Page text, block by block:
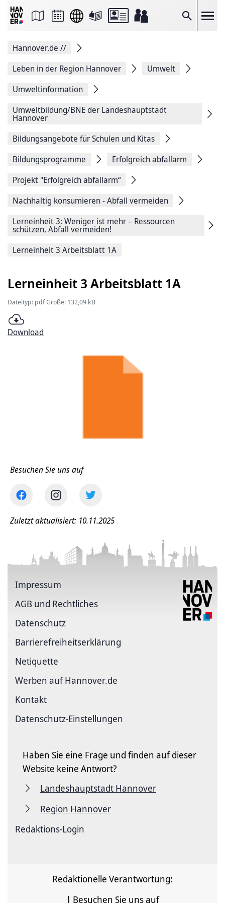
Suche
Seite
Facebook
teilen
Seitenlink
Seite
Drucken
Hannover.de //
Leben in der Region Hannover
Umwelt
Umweltinformation
Umweltbildung/BNE der Landeshauptstadt
Hannover
Bildungsangebote für Schulen und Kitas
Bildungsprogramme
Erfolgreich abfallarm
Projekt "Erfolgreich abfallarm“
Nachhaltig konsumieren - Abfall vermeiden
Lerneinheit 3: Weniger ist mehr – Ressourcen
schützen, Abfall vermeiden!
Lerneinheit 3 Arbeitsblatt 1A
Lerneinheit 3 Arbeitsblatt 1A
Dateityp: pdf Größe: 132,09 kB
Download
Besuchen Sie uns auf
Zuletzt aktualisiert: 10.11.2025
Impressum
AGB und Rechtliches
Datenschutz
Barriere­freiheits­erklärung
Netiquette
Werben auf Hannover.de
Kontakt
Datenschutz-Einstellungen
Haben Sie eine Frage und finden auf dieser
Website keine Antwort?
Landeshauptstadt Hannover
Region Hannover
Redaktions-Login
Redaktionelle Verantwortung:
| Besuchen Sie uns auf